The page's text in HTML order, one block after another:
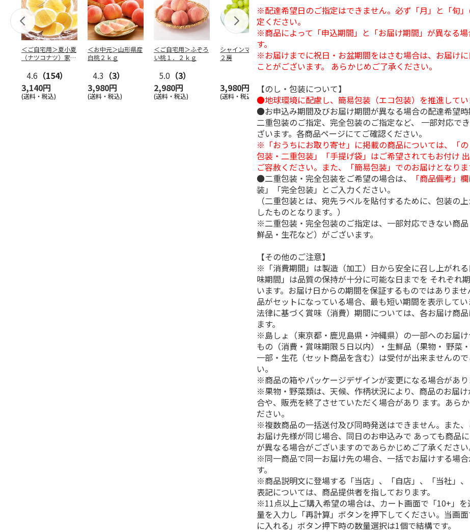
＜ご自宅用＞夏小夏
（ナツコナツ）家庭
4.6 （154）
3,140円
(送料・税込)
＜お中元＞山形県産
白桃２ｋｇ
4.3 （3）
3,980円
(送料・税込)
＜ご自宅用＞ふぞろ
い桃１．２ｋｇ
5.0 （3）
2,980円
(送料・税込)
シャインマスカット
２房
3,980円
(送料・税込)
ース
3,780円
(送料・税込)
ン ２個入
(送料・税込)
ｋｇ
(送料・税込)
※配達希望日のご指定はできません。必ず「月」と「旬
定ください。
※商品によって「申込期間」と「お届け期間」が異なる場
す。
※お届けまでに祝日・お盆期間をはさむ場合は、お届け
ことがございます。 あらかじめご了承ください。
【のし・包装について】
●地球環境に配慮し、簡易包装（エコ包装）を推進してい
●お申込み期間及びお届け期間が異なる場合の配達希望時
二重包装のご指定、完全包装のご指定など、 一部対応で
ざいます。各商品ページにてご確認ください。
※「おうちにお取り寄せ」に掲載の商品については、「
包装・二重包装」「手提げ袋」はご希望されてもお付け
ご容赦ください。また、「簡易包装」でのお届けとなりま
●二重包装・完全包装をご希望の場合は、
「商品備考」欄
装」「完全包装」とご入力ください。
（二重包装とは、宛先ラベルを貼付するために、包装の
したものとなります。）
※二重包装・完全包装のご指定は、一部対応できない商
鮮品・生花など）がございます。
【その他のご注意】
※「消費期間」は製造（加工）日から安全に召し上がれ
味期間」は品質の保持が十分に可能な日までを それぞれ
います。お届け日からの期間を保証するものではありま
品がセットになっている場合、最も短い期間を表示してい
法律に基づく賞味（消費）期間については、各お届け商
ます。
※島しょ（東京都・鹿児島県・沖縄県）の一部へのお届
もの（消費・賞味期限５日以内）・生鮮品（果物・ 野菜
一部・生花（セット商品を含む）は受付が出来ませんの
い。
※商品の箱やパッケージデザインが変更になる場合があり
※果物・野菜類は、天候、作柄状況により、商品のお届
合や、販売を終了させていただく場合があり ます。あら
ださい。
※複数商品の一括送付及び同時発送はできません。また、
お届け先様が同じ場合、同日のお申込みで あっても商品
が異なる場合がございますのであらかじめご了承ください
※同一商品で同一お届け先の場合、一括でお届けする場
す。
※商品説明文に登場する「当店」、「自店」、「当社」
表記については、商品提供者を指しております。
※11点以上ご購入希望の場合は、カート画面で「10+」
量を入力し「再計算」ボタンを押下してください。当画
に入れる」ボタン押下時の数量選択は1個で結構です。